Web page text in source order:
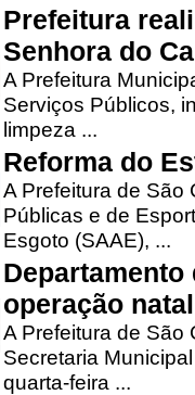
Prefeitura
Senhora do
A Prefeitura
Serviços Públicos,
limpeza ...
Reforma do
A Prefeitura de São
Públicas e de
Esgoto (SAAE), ...
operação
A Prefeitura de São
Secretaria
quarta-feira ...